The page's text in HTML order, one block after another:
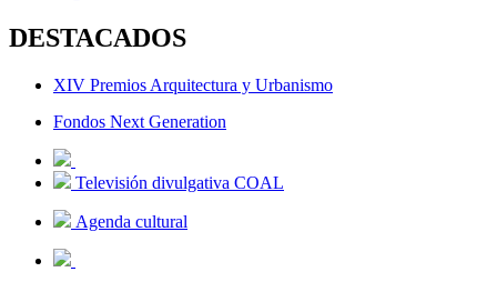
DESTACADOS
XIV Premios Arquitectura y Urbanismo
Fondos Next Generation
Televisión divulgativa COAL
Agenda cultural